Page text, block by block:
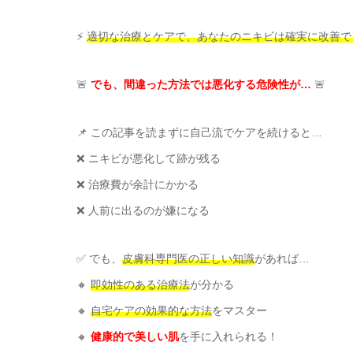
⚡ 適切な治療とケアで、あなたのニキビは確実に改善
🚨 でも、間違った方法では悪化する危険性が… 🚨
📌 この記事を読まずに自己流でケアを続けると…
❌ ニキビが悪化して跡が残る
❌ 治療費が余計にかかる
❌ 人前に出るのが嫌になる
✅ でも、 皮膚科専門医の正しい知識があれば…
🔸 即効性のある治療法が分かる
🔸 自宅ケアの効果的な方法をマスター
🔸 健康的で美しい肌を手に入れられる！